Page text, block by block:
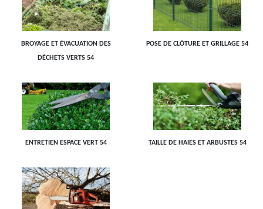
BROYAGE ET ÉVACUATION DES
DÉCHETS VERTS 54
POSE DE CLÔTURE ET GRILLAGE 54
ENTRETIEN ESPACE VERT 54 TAILLE DE HAIES ET ARBUSTES 54